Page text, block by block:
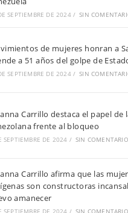
SEPTIEMBRE DE 2024 / SIN
de mujeres honran a
a 51 años del golpe de
SEPTIEMBRE DE 2024 / SIN
Carrillo destaca el papel de
frente al bloqueo
SEPTIEMBRE DE 2024 / SIN
Carrillo afirma que las
son constructoras
amanecer
SEPTIEMBRE DE 2024 / SIN